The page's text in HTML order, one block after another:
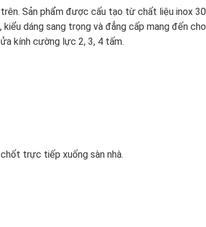
Sản phẩm được cấu tạo từ chất liệu inox
dáng sang trọng và đẳng cấp mang đến
kính cường lực 2, 3, 4 tấm.
trực tiếp xuống sàn nhà.